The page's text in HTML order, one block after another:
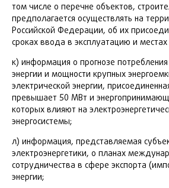
том числе о перечне объектов,
предполагается осуществлять на
Российской Федерации, об их
сроках ввода в эксплуатацию и
к) информация о прогнозе потребления
энергии и мощности крупных
электрической энергии,
превышает 50 МВт и
которых влияют на
энергосистемы;
л) информация, представляемая
электроэнергетики, о планах
сотрудничества в сфере экспорта
энергии;